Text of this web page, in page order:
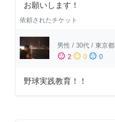
お願いします！
依頼されたチケット
男性 / 30代 / 東京都
sentiment_satisfied 2 sentiment_neutral 0 sentiment_dissatisfied 0
野球実践教育！！